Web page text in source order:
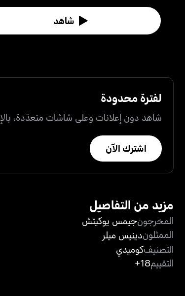
شاهد
لفترة محدودة
شاهد دون إعلانات وعلى شاشات متعدّدة،
اشترك الآن
مزيد من التفاصيل
المخرجونجيمس يوكيتش
الممثلوندينيس ميلر
التصنيفكوميدي
التقييم18+